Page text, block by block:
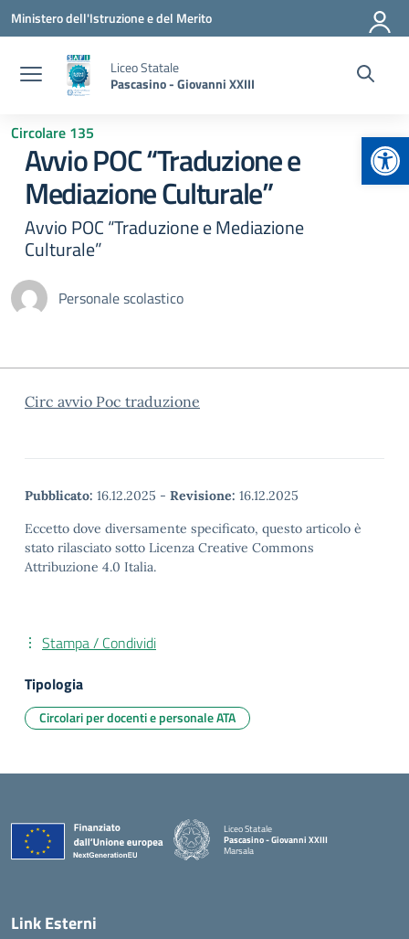
Vai ai contenuti
Vai al menu di navigazione
Vai al footer
Ministero dell'Istruzione e del Merito
Liceo Statale
Pascasino - Giovanni XXIII
Circolare 135
Avvio POC “Traduzione e
Mediazione Culturale”
Avvio POC “Traduzione e Mediazione
Culturale”
Personale scolastico
Circ avvio Poc traduzione
Pubblicato: 16.12.2025 - Revisione: 16.12.2025
Eccetto dove diversamente specificato, questo articolo è
stato rilasciato sotto Licenza Creative Commons
Attribuzione 4.0 Italia.
Stampa / Condividi
Tipologia
Circolari per docenti e personale ATA
Liceo Statale
Pascasino - Giovanni XXIII
Marsala
Link Esterni